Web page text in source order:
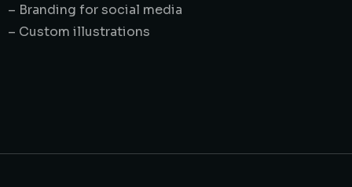
– Branding for social media
– Custom illustrations